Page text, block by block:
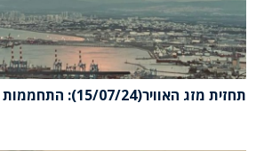
תחזית מזג האוויר(15/07/24): התחממות הדרגתית